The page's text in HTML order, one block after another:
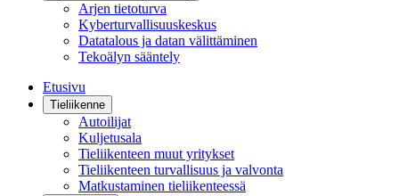
Arjen tietoturva
Kyberturvallisuuskeskus
Datatalous ja datan välittäminen
Tekoälyn sääntely
Etusivu
Tieliikenne
Autoilijat
Kuljetusala
Tieliikenteen muut yritykset
Tieliikenteen turvallisuus ja valvonta
Matkustaminen tieliikenteessä